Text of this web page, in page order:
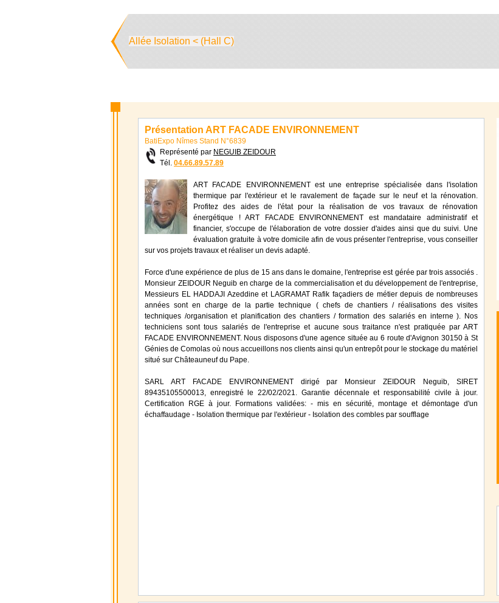
Allée Isolation < (Hall C)
Présentation ART FACADE ENVIRONNEMENT
BatiExpo Nîmes Stand N°6839
Représenté par NEGUIB ZEIDOUR
Tél. 04.66.89.57.89
ART FACADE ENVIRONNEMENT est une entreprise spécialisée dans l'isolation
thermique par l'extérieur et le ravalement de façade sur le neuf et la rénovation.
Profitez des aides de l'état pour la réalisation de vos travaux de rénovation
énergétique ! ART FACADE ENVIRONNEMENT est mandataire administratif et
financier, s'occupe de l'élaboration de votre dossier d'aides ainsi que du suivi. Une
évaluation gratuite à votre domicile afin de vous présenter l'entreprise, vous conseiller
sur vos projets travaux et réaliser un devis adapté.
Force d'une expérience de plus de 15 ans dans le domaine, l'entreprise est gérée par trois associés .
Monsieur ZEIDOUR Neguib en charge de la commercialisation et du développement de l'entreprise,
Messieurs EL HADDAJI Azeddine et LAGRAMAT Rafik façadiers de métier depuis de nombreuses
années sont en charge de la partie technique ( chefs de chantiers / réalisations des visites
techniques /organisation et planification des chantiers / formation des salariés en interne ). Nos
techniciens sont tous salariés de l'entreprise et aucune sous traitance n'est pratiquée par ART
FACADE ENVIRONNEMENT. Nous disposons d'une agence située au 6 route d'Avignon 30150 à St
Génies de Comolas où nous accueillons nos clients ainsi qu'un entrepôt pour le stockage du matériel
situé sur Châteauneuf du Pape.
SARL ART FACADE ENVIRONNEMENT dirigé par Monsieur ZEIDOUR Neguib, SIRET
89435105500013, enregistré le 22/02/2021. Garantie décennale et responsabilité civile à jour.
Certification RGE à jour. Formations validées: - mis en sécurité, montage et démontage d'un
échaffaudage - Isolation thermique par l'extérieur - Isolation des combles par soufflage